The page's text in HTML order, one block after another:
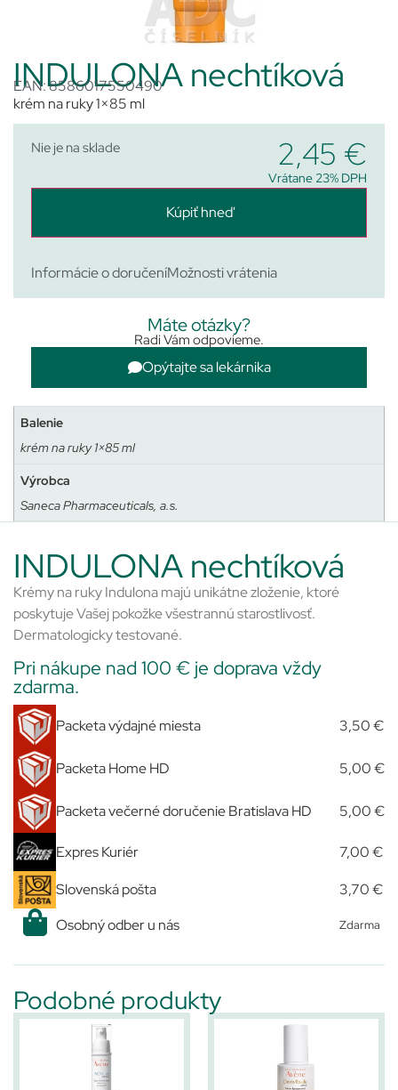
INDULONA nechtíková
EAN: 8586017550490
krém na ruky 1×85 ml
Nie je na sklade 2,45 €
Vrátane 23% DPH
Kúpiť hneď
Informácie o doručeníMožnosti vrátenia
Máte otázky?
Radi Vám odpovieme.
Opýtajte sa lekárnika
Balenie
krém na ruky 1×85 ml
Výrobca
Saneca Pharmaceuticals, a.s.
INDULONA nechtíková
Krémy na ruky Indulona majú unikátne zloženie, ktoré
poskytuje Vašej pokožke všestrannú starostlivosť.
Dermatologicky testované.
Pri nákupe nad 100 € je doprava vždy
zdarma.
Packeta výdajné miesta 3,50 €
Packeta Home HD 5,00 €
Packeta večerné doručenie Bratislava HD 5,00 €
Expres Kuriér 7,00 €
Slovenská pošta
3,70 €
Osobný odber u nás
Zdarma
Podobné produkty